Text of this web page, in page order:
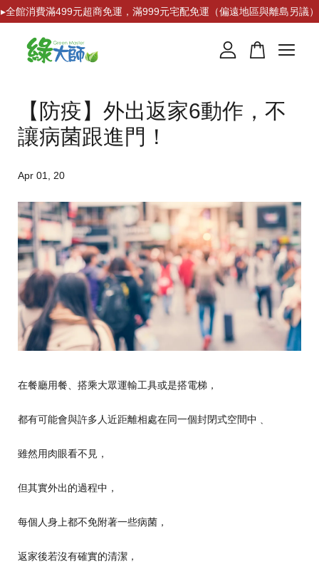
▸全館消費滿499元超商免運，滿999元宅配免運（偏遠地區與離島另議）
【防疫】外出返家6動作，不
讓病菌跟進門！
Apr 01, 20
在餐廳用餐、搭乘大眾運輸工具或是搭電梯，
都有可能會與許多人近距離相處在同一個封閉式空間中﹑
雖然用肉眼看不見，
但其實外出的過程中，
每個人身上都不免附著一些病菌，
返家後若沒有確實的清潔，
繼續購物